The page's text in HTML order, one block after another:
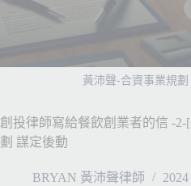
黃沛聲-合資事業規
創投律師寫給餐飲創業者的信 -
劃 謀定後動
BRYAN 黃沛聲律師